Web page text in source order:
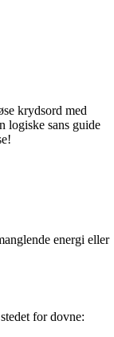
krydsord med
logiske sans guide
energi eller
for dovne: